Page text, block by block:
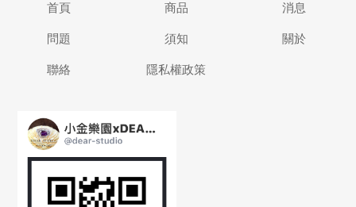
首頁 商品 消息
問題 須知 關於
聯絡 隱私權政策